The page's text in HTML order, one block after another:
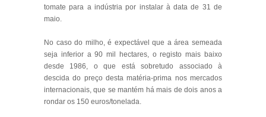
tomate para a indústria por instalar à data de 31 de
maio.
No caso do milho, é expectável que a área semeada
seja inferior a 90 mil hectares, o registo mais baixo
desde 1986, o que está sobretudo associado à
descida do preço desta matéria-prima nos mercados
internacionais, que se mantém há mais de dois anos a
rondar os 150 euros/tonelada.